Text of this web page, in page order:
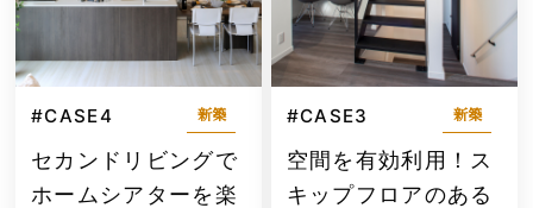
新築
#CASE4
セカンドリビングで
ホームシアターを楽
新築
#CASE3
空間を有効利用！ス
キップフロアのある